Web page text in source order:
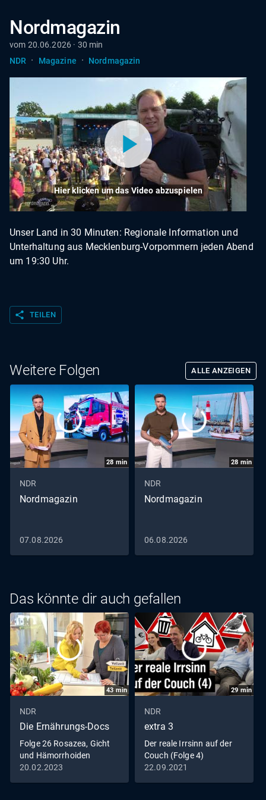
Nordmagazin
vom 20.06.2026 · 30 min
NDR
· Magazine · Nordmagazin
Hier klicken um das Video abzuspielen
Unser Land in 30 Minuten: Regionale Information und
Unterhaltung aus Mecklenburg-Vorpommern jeden Abend
um 19:30 Uhr.
share TEILEN
Weitere Folgen ALLE ANZEIGEN
28 min
NDR
Nordmagazin
07.08.2026
28 min
NDR
Nordmagazin
06.08.2026
Das könnte dir auch gefallen
43min
NDR
Die Ernährungs-Docs
Folge 26 Rosazea, Gicht
und Hämorrhoiden
20.02.2023
29 min
NDR
extra 3
Der reale Irrsinn auf der
Couch (Folge 4)
22.09.2021